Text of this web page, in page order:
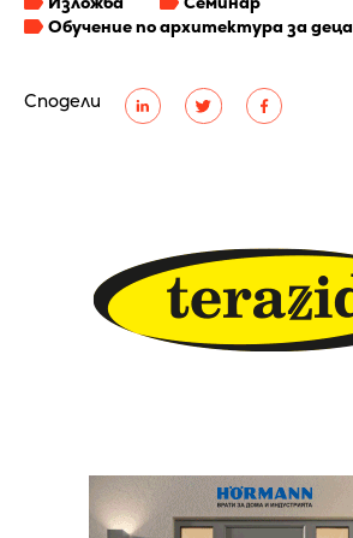
Сподели
Обучение по архитектура за деца